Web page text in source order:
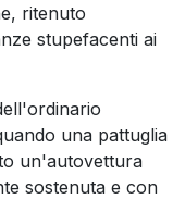
ritenuto
stupefacenti ai
una pattuglia
un'autovettura
sostenuta e con